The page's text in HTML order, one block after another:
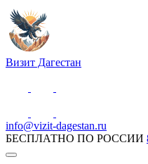
Визит Дагестан
info@vizit-dagestan.ru
БЕСПЛАТНО ПО РОССИИ